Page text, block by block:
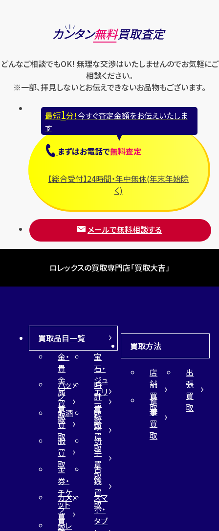
カンタン無料買取査定
どんなご相談でもOK! 無理な交渉はいたしませんのでお気軽にご
相談ください。
※一部、拝見しないとお伝えできないお品物もございます。
最短1分！今すぐ査定金額をお伝えいたしま
す
まずはお電話で無料査定
【総合受付】24時間・年中無休(年末年始除
く)
メールで無料相談する
ロレックスの買取専門店「買取大吉」
買取品目一覧
金・
貴
金
属
買
取
宝
石・
ジュ
エリ
ー
買
取
バッ
グ
買
取
時
計
買
取
お酒
買
取
財
布
買
取
服
買
取
切
手
買
取
金
券・
チケ
ット
買
取
古
銭
買
取
カメ
ラ
買
スマ
ホ・
タブ
テレ
買取方法
店
舗
買
取
出
張
買
取
催
事
買
取